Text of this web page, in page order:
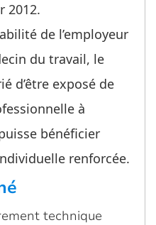
2012.
de l’employeur
du travail, le
d’être exposé de
à
bénéficier
renforcée.
technique